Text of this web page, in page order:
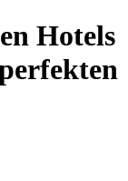
Hotels